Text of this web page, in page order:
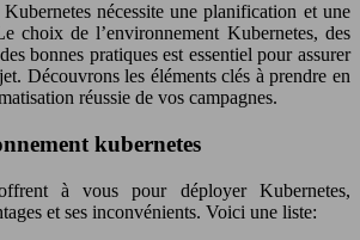
nécessite une planification et une
choix de l’environnement Kubernetes, des
bonnes pratiques est essentiel pour assurer
Découvrons les éléments clés à prendre en
réussie de vos campagnes.
kubernetes
à vous pour déployer Kubernetes,
et ses inconvénients. Voici une liste: